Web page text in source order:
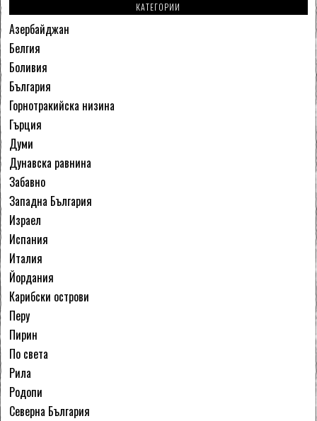
КАТЕГОРИИ
Азербайджан
Белгия
Боливия
България
Горнотракийска низина
Гърция
Думи
Дунавска равнина
Забавно
Западна България
Израел
Испания
Италия
Йордания
Карибски острови
Перу
Пирин
По света
Рила
Родопи
Северна България